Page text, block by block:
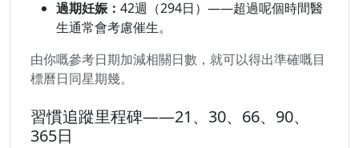
過期妊娠： 42週（294日）——超過呢個時間醫
生通常會考慮催生。
由你嘅參考日期加減相關日數，就可以得出準確嘅目
標曆日同星期幾。
習慣追蹤里程碑——21、30、66、90、
365日